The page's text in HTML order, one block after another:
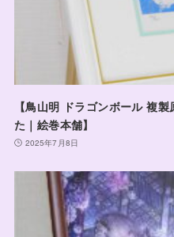
【鳥山明 ドラゴンボール 複
た｜絵巻本舗】
2025年7月8日